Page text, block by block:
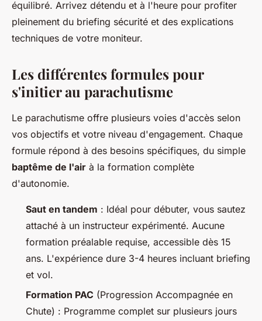
équilibré. Arrivez détendu et à l'heure pour profiter
pleinement du briefing sécurité et des explications
techniques de votre moniteur.
Les différentes formules pour
s'initier au parachutisme
Le parachutisme offre plusieurs voies d'accès selon
vos objectifs et votre niveau d'engagement. Chaque
formule répond à des besoins spécifiques, du simple
baptême de l'air à la formation complète
d'autonomie.
Saut en tandem : Idéal pour débuter, vous sautez
attaché à un instructeur expérimenté. Aucune
formation préalable requise, accessible dès 15
ans. L'expérience dure 3-4 heures incluant briefing
et vol.
Formation PAC (Progression Accompagnée en
Chute) : Programme complet sur plusieurs jours